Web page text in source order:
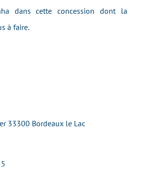
dans cette concession dont la
à faire.
33300 Bordeaux le Lac